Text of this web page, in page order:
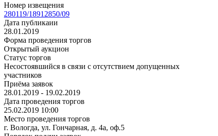
Номер извещения
280119/18912850/09
Дата публикаии
28.01.2019
Форма проведения торгов
Открытый аукцион
Статус торгов
Несостоявшийся в связи с отсутствием допущенных
участников
Приёма заявок
28.01.2019 - 19.02.2019
Дата проведения торгов
25.02.2019 10:00
Место проведения торгов
г. Вологда, ул. Гончарная, д. 4а, оф.5